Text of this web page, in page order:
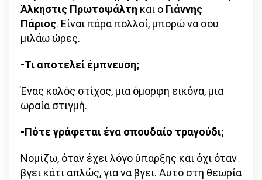
Άλκηστις Πρωτοψάλτη και ο Γιάννης
Πάριος. Είναι πάρα πολλοί, μπορώ να σου
μιλάω ώρες.
-Τι αποτελεί έμπνευση;
Ένας καλός στίχος, μια όμορφη εικόνα, μια
ωραία στιγμή.
-Πότε γράφεται ένα σπουδαίο τραγούδι;
Νομίζω, όταν έχει λόγο ύπαρξης και όχι όταν
βγει κάτι απλώς, για να βγει. Αυτό στη θεωρία